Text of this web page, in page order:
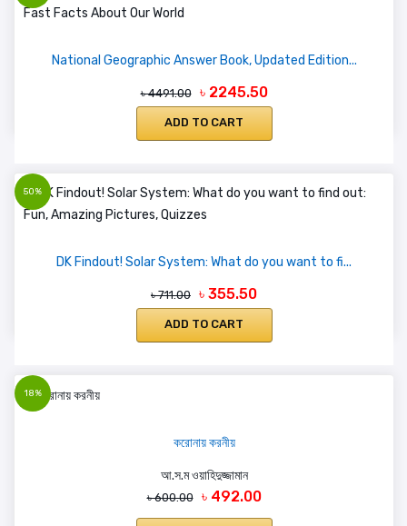
National Geographic Answer Book, Updated Edition...
৳ 4491.00 ৳ 2245.50
ADD TO CART
50%
DK Findout! Solar System: What do you want to fi...
৳ 711.00 ৳ 355.50
ADD TO CART
18%
করোনায় করনীয়
আ.স.ম ওয়াহিদুজ্জামান
৳ 600.00 ৳ 492.00